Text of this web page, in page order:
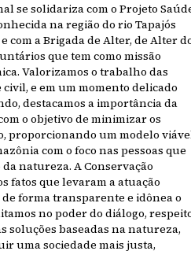
se solidariza com o Projeto
na região do rio Tapajós
e com a Brigada de Alter, de Alter
que tem como missão
Valorizamos o trabalho das
e em um momento delicado
destacamos a importância da
o objetivo de minimizar os
proporcionando um modelo
com o foco nas pessoas que
natureza. A Conservação
fatos que levaram a atuação
forma transparente e idônea o
no poder do diálogo,
soluções baseadas na natureza,
uma sociedade mais justa,